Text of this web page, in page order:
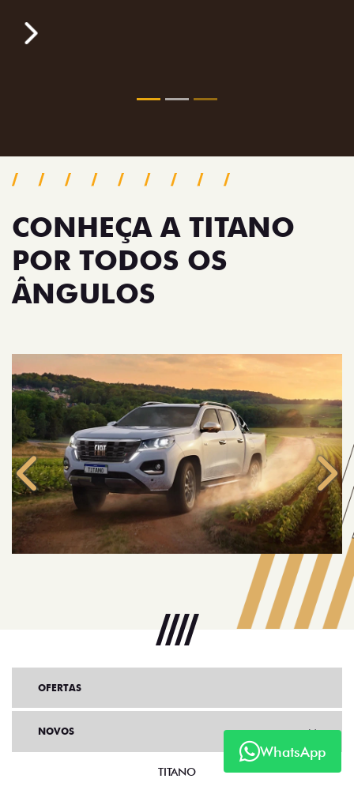
imponente para enfrentar qualquer terreno com
confiança.
Pack tecnologia
CONHEÇA A TITANO
POR TODOS OS
ÂNGULOS
Anterior
WhatsApp
OFERTAS
NOVOS
TITANO